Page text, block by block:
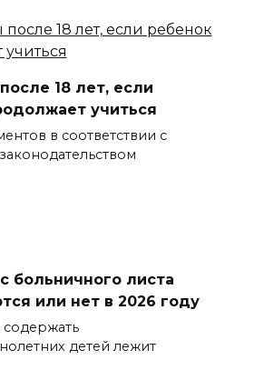
18 лет, если
учиться
в соответствии с
больничного листа
или нет в 2026 году
содержать
детей лежит